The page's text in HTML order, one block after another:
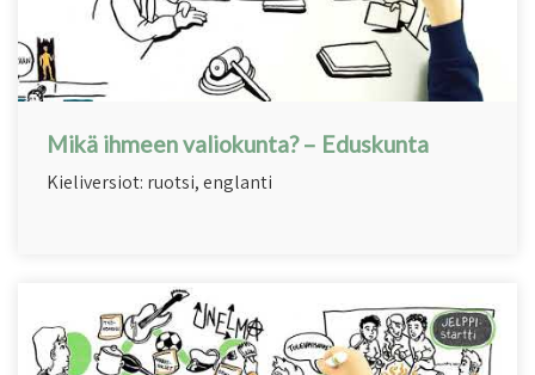
Mikä ihmeen valiokunta? – Eduskunta
Kieliversiot: ruotsi, englanti